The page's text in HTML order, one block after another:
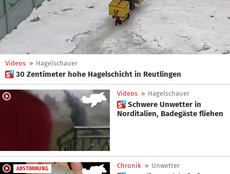
Videos » Hagelschauer
 30 Zentimeter hohe Hagelschicht in Reutlingen
Videos » Hagelschauer
 Schwere Unwetter in
Norditalien, Badegäste fliehen
ABSTIMMUNG Chronik » Unwetter